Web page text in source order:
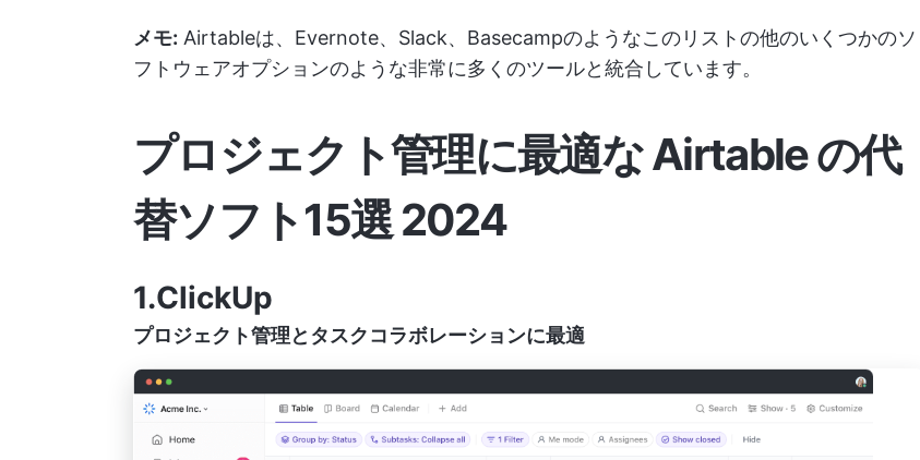
メモ: Airtableは、Evernote、Slack、Basecampのようなこのリストの他のいくつかのソ
フトウェアオプションのような非常に多くのツールと統合しています。
プロジェクト管理に最適な Airtable の代
替ソフト15選 2024
1.ClickUp
プロジェクト管理とタスクコラボレーションに最適